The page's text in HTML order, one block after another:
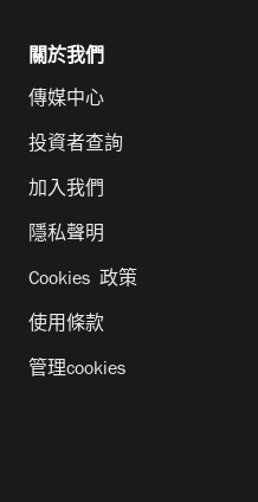
關於我們
傳媒中心
投資者查詢
加入我們
隱私聲明
Cookies 政策
使用條款
管理cookies